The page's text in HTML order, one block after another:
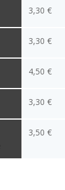
3,30 €
3,30 €
4,50 €
3,30 €
3,50 €